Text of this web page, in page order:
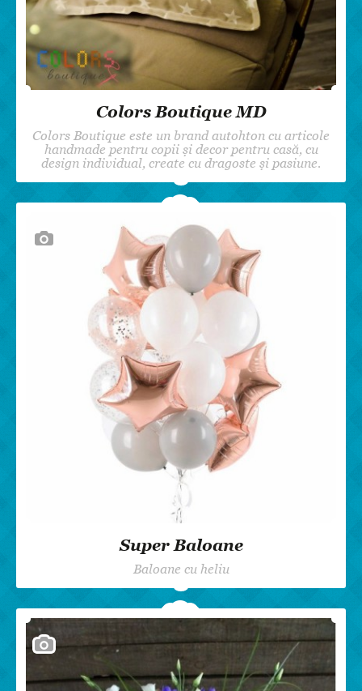
Colors Boutique MD
Colors Boutique este un brand autohton cu articole
handmade pentru copii și decor pentru casă, cu
design individual, create cu dragoste și pasiune.
Super Baloane
Baloane cu heliu